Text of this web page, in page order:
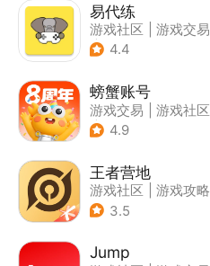
易代练
游戏社区
游戏交易
| 游戏攻略
4.4
螃蟹账号
游戏交易
游戏社区
| 代练陪玩
4.9
王者营地
游戏社区
游戏攻略
3.5
Jump